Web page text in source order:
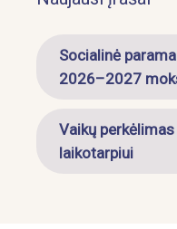
Socialinė
2026–2027
Vaikų
laikotarpiui